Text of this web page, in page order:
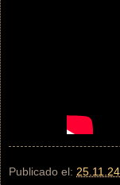
Publicado el: 25.11.24